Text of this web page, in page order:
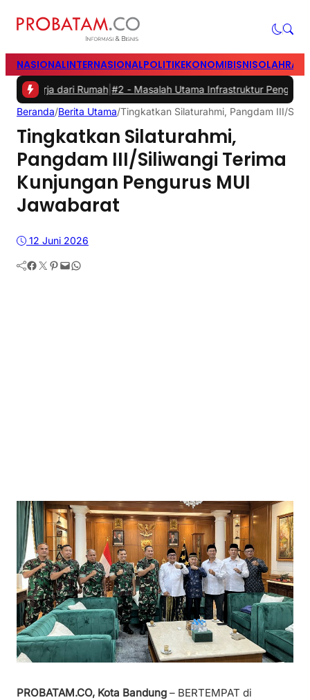
NASIONALINTERNASIONALPOLITIKEKONOMIBISNIS
Rumah |#2 -Masalah Utama Infrastruktur Pengisian Daya
Beranda/Berita Utama/Tingkatkan Silaturahmi, Pangdam III/
Tingkatkan Silaturahmi,
Pangdam III/Siliwangi Terima
Kunjungan Pengurus MUI
Jawabarat
12 Juni 2026
Facebook Twitter Pinterest Mail WhatsApp
PROBATAM.CO, Kota Bandung – BERTEMPAT di